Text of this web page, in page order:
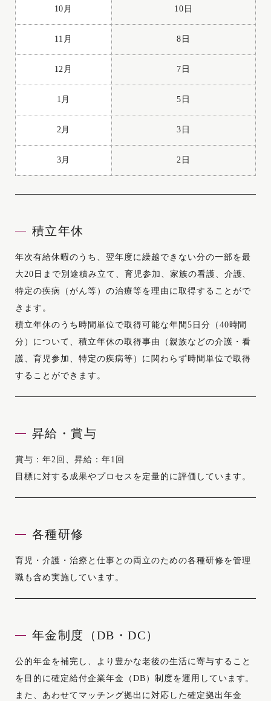
10月 10日
11月 8日
12月 7日
1月 5日
2月 3日
3月 2日
積立年休
年次有給休暇のうち、翌年度に繰越できない分の一部を最
大20日まで別途積み立て、育児参加、家族の看護、介護、
特定の疾病（がん等）の治療等を理由に取得することがで
きます。
積立年休のうち時間単位で取得可能な年間5日分（40時間
分）について、積立年休の取得事由（親族などの介護・看
護、育児参加、特定の疾病等）に関わらず時間単位で取得
することができます。
昇給・賞与
賞与：年2回、昇給：年1回
目標に対する成果やプロセスを定量的に評価しています。
各種研修
育児・介護・治療と仕事との両立のための各種研修を管理
職も含め実施しています。
年金制度（DB・DC）
公的年金を補完し、より豊かな老後の生活に寄与すること
を目的に確定給付企業年金（DB）制度を運用しています。
また、あわせてマッチング拠出に対応した確定拠出年金